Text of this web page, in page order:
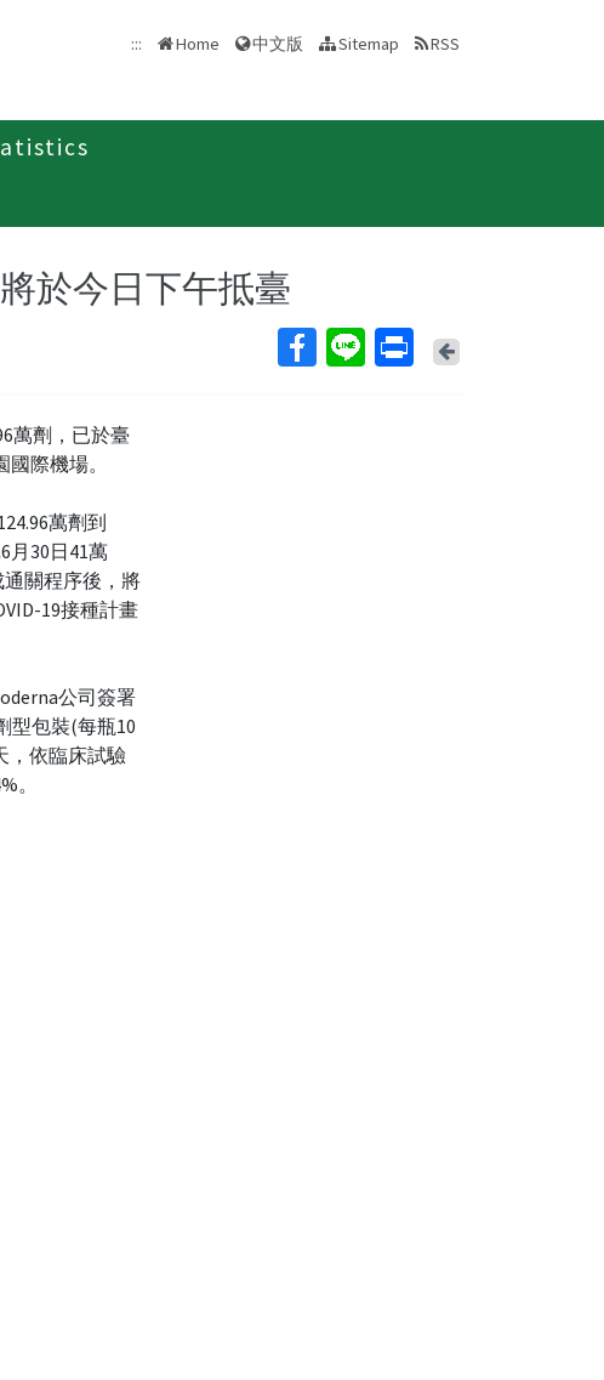
::: Home 中文版 Sitemap RSS
於今日下午抵臺
Back
萬劑，已於臺
際機場。
萬劑到
月30日41萬
關程序後，將
19接種計畫
公司簽署
型包裝(每瓶10
，依臨床試驗
。